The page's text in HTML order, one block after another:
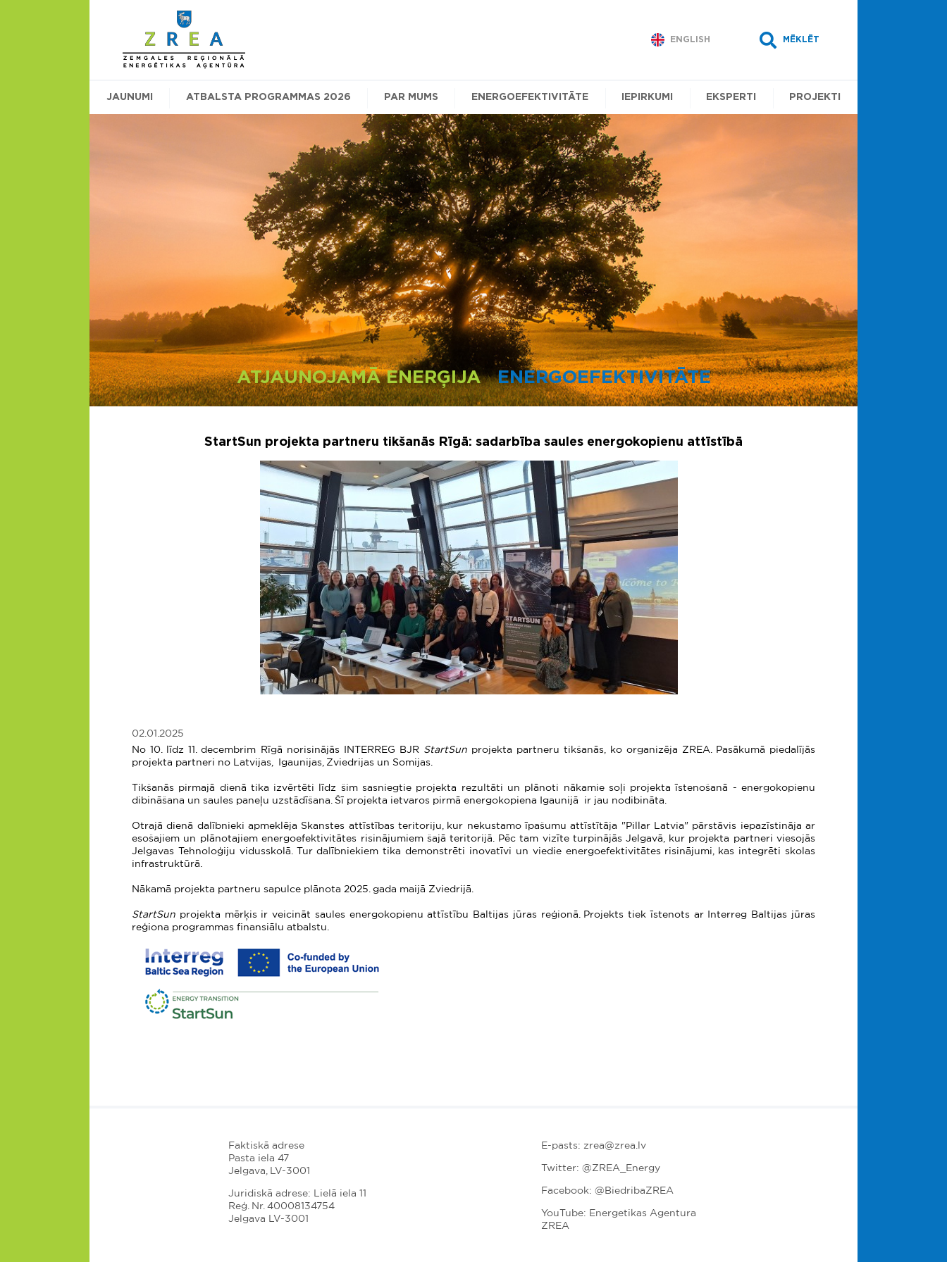
ENGLISH MĒKLĒT
JAUNUMI ATBALSTA PROGRAMMAS 2026 PAR MUMS ENERGOEFEKTIVITĀTE IEPIRKUMI EKSPERTI PROJEKTI
ATJAUNOJAMĀ ENERĢIJA ENERGOEFEKTIVITĀTE
StartSun projekta partneru tikšanās Rīgā: sadarbība saules energokopienu attīstībā
02.01.2025
No 10. līdz 11. decembrim Rīgā norisinājās INTERREG BJR StartSun projekta partneru tikšanās, ko organizēja ZREA. Pasākumā piedalījās
projekta partneri no Latvijas, Igaunijas, Zviedrijas un Somijas.
Tikšanās pirmajā dienā tika izvērtēti līdz šim sasniegtie projekta rezultāti un plānoti nākamie soļi projekta īstenošanā - energokopienu
dibināšana un saules paneļu uzstādīšana. Šī projekta ietvaros pirmā energokopiena Igaunijā ir jau nodibināta.
Otrajā dienā dalībnieki apmeklēja Skanstes attīstības teritoriju, kur nekustamo īpašumu attīstītāja "Pillar Latvia" pārstāvis iepazīstināja ar
esošajiem un plānotajiem energoefektivitātes risinājumiem šajā teritorijā. Pēc tam vizīte turpinājās Jelgavā, kur projekta partneri viesojās
Jelgavas Tehnoloģiju vidusskolā. Tur dalībniekiem tika demonstrēti inovatīvi un viedie energoefektivitātes risinājumi, kas integrēti skolas
infrastruktūrā.
Nākamā projekta partneru sapulce plānota 2025. gada maijā Zviedrijā.
StartSun projekta mērķis ir veicināt saules energokopienu attīstību Baltijas jūras reģionā. Projekts tiek īstenots ar Interreg Baltijas jūras
reģiona programmas finansiālu atbalstu.
Faktiskā adrese
Pasta iela 47
Jelgava, LV-3001
Juridiskā adrese: Lielā iela 11
Reģ. Nr. 40008134754
Jelgava LV-3001
E-pasts: zrea@zrea.lv
Twitter: @ZREA_Energy
Facebook: @BiedribaZREA
YouTube: Energetikas Agentura
ZREA